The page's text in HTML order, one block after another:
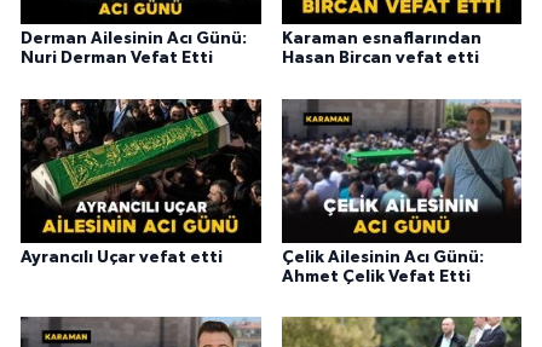
Derman Ailesinin Acı Günü:
Nuri Derman Vefat Etti
Karaman esnaflarından
Hasan Bircan vefat etti
Ayrancılı Uçar vefat etti
Çelik Ailesinin Acı Günü:
Ahmet Çelik Vefat Etti